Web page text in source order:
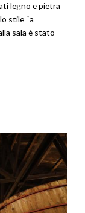
legno e pietra
stile “a
sala è stato